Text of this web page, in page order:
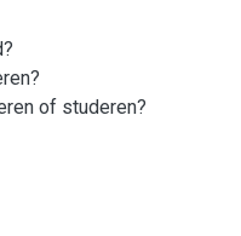
of studeren?